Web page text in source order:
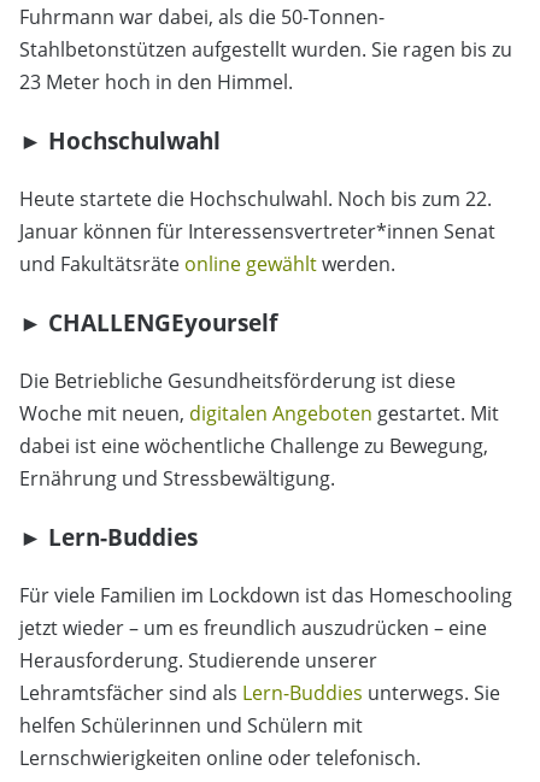
Fuhrmann war dabei, als die 50-Tonnen-
Stahlbetonstützen aufgestellt wurden. Sie ragen bis zu
23 Meter hoch in den Himmel.
► Hochschulwahl
Heute startete die Hochschulwahl. Noch bis zum 22.
Januar können für Interessensvertreter*innen Senat
und Fakultätsräte online gewähltwerden.
► CHALLENGEyourself
Die Betriebliche Gesundheitsförderung ist diese
Woche mit neuen, digitalen Angeboten gestartet. Mit
dabei ist eine wöchentliche Challenge zu Bewegung,
Ernährung und Stressbewältigung.
► Lern-Buddies
Für viele Familien im Lockdown ist das Homeschooling
jetzt wieder – um es freundlich auszudrücken – eine
Herausforderung. Studierende unserer
Lehramtsfächer sind als Lern-Buddies unterwegs. Sie
helfen Schülerinnen und Schülern mit
Lernschwierigkeiten online oder telefonisch.